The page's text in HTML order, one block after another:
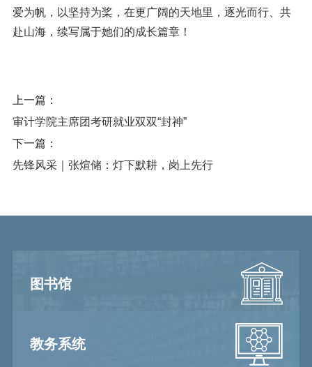
爱为帆，以坚持为桨，在更广阔的天地里，逐光而行、共
赴山海，续写属于她们的成长篇章！
上一篇：
审计学院主席团考研就业双双“封神”
下一篇：
先锋风采｜张煊储：灯下默耕，岗上先行
图书馆
教务系统